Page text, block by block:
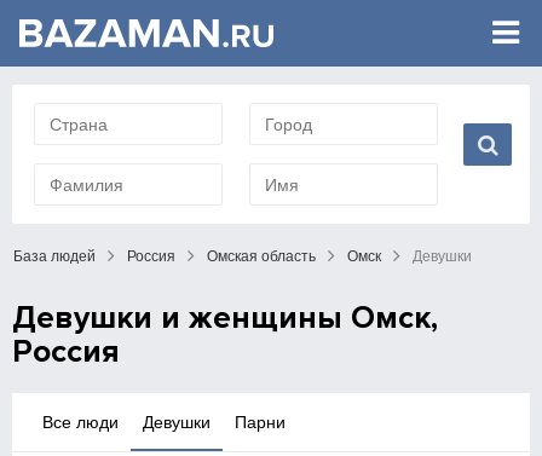
База людей Россия Омская область Омск Девушки
Девушки и женщины Омск,
Россия
Парни
Девушки
Все люди